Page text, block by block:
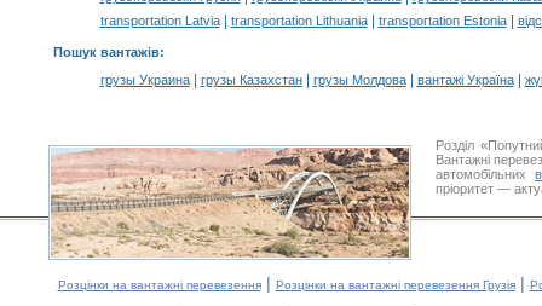
transportation Latvia| transportation Lithuania| transportation Estonia|
Пошук вантажів:
грузы Украина| грузы Казахстан| грузы Молдова| вантажі Україна|
Розділ
Вантажні
автомобільних
пріоритет —
Розцінки на вантажні перевезення| Розцінки на вантажні перевезення Грузія|